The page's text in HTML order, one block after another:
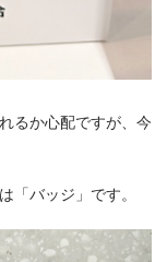
るか心配ですが、今
「バッジ」です。